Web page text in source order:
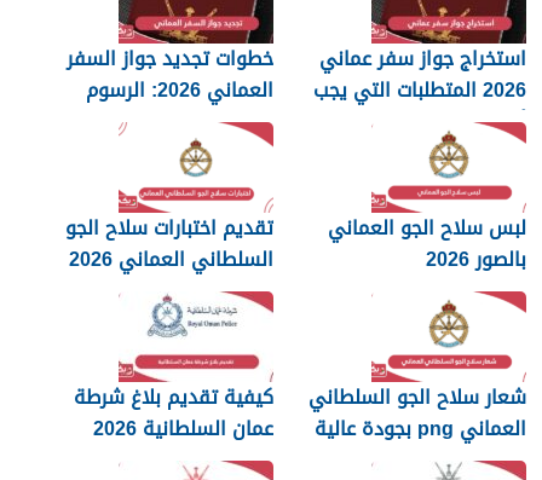
استخراج جواز سفر عماني
2026 المتطلبات التي يجب
أن تعرفها
خطوات تجديد جواز السفر
العماني 2026: الرسوم
والمستندات المطلوبة
لبس سلاح الجو العماني
بالصور 2026
تقديم اختبارات سلاح الجو
السلطاني العماني 2026
شعار سلاح الجو السلطاني
العماني png بجودة عالية
2026
كيفية تقديم بلاغ شرطة
عمان السلطانية 2026